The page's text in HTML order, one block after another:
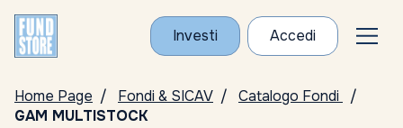
Investi Accedi
Home Page Fondi & SICAV
Catalogo Fondi
GAM MULTISTOCK